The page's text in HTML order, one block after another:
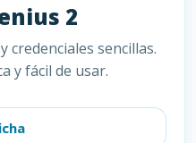
2
credenciales sencillas.
y fácil de usar.